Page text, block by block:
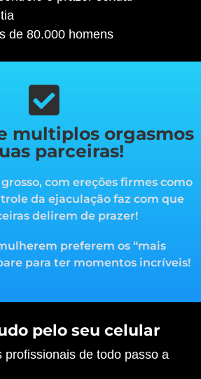
de 80.000 homens
multiplos orgasmos
parceiras!
com ereções firmes como
da ejaculação faz com que
delirem de prazer!
preferem os “mais
para ter momentos incríveis!
pelo seu celular
profissionais de todo passo a